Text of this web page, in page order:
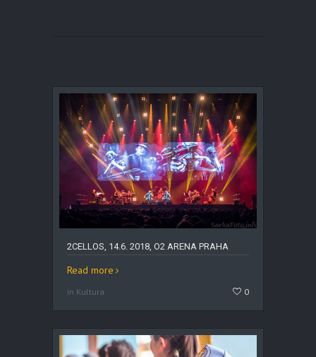
2CELLOS, 14.6. 2018, O2 ARENA PRAHA
Read more
in Kultura 0